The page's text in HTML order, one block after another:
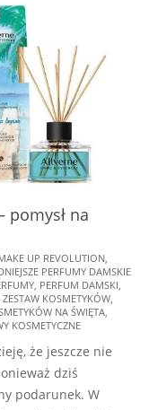
pomysł na
UP REVOLUTION
PERFUMY DAMSKIE
PERFUM DAMSKI
ZESTAW KOSMETYKÓW
NA ŚWIĘTA
KOSMETYCZNE
że jeszcze nie
dziś
podarunek. W